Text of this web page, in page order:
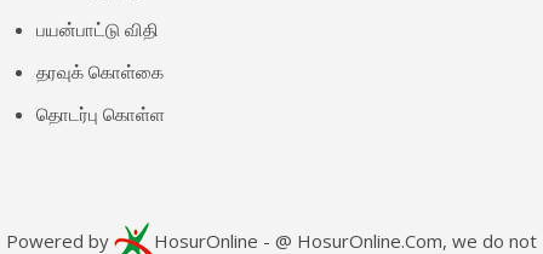
பயன்பாட்டு விதி
தரவுக் கொள்கை
தொடர்பு கொள்ள
Powered by HosurOnline - @ HosurOnline.Com, we do not